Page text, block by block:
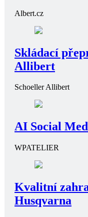
Albert.cz
Skládací
Allibert
Schoeller Allibert
AI Social
WPATELIER
Kvalitní
Husqvarna